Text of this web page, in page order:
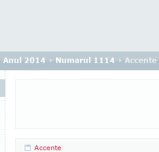
Anul 2014 › Numarul 1114 › Accente
Accente